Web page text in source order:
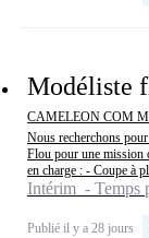
Modéliste
CAMELEON COM
Nous recherchons
Flou pour une mission
en charge : - Coupe à
Intérim - Temps
Publié il y a 28 jours